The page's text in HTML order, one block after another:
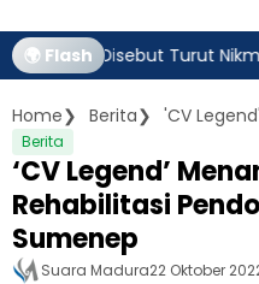
🌍 Flash
Disebut Turut Nikmati
Home Berita
Berita
‘CV Legend’
Rehabilitasi
Sumenep
Suara Madura22 Oktober